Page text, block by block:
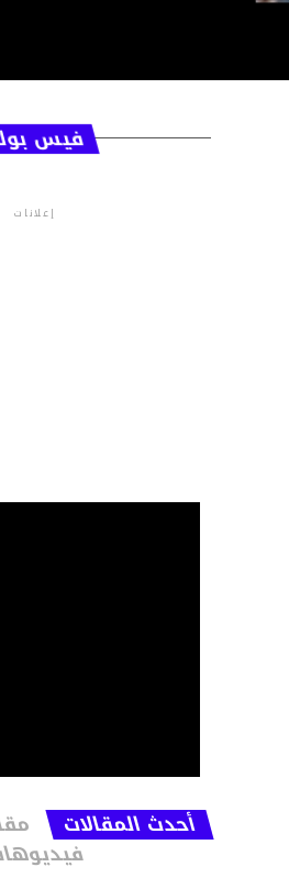
فيس
إعلانات
أحدث المقالات